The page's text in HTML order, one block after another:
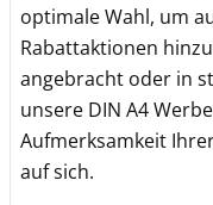
optimale Wahl, um
Rabattaktionen
angebracht oder in
unsere DIN A4
Aufmerksamkeit
auf sich.